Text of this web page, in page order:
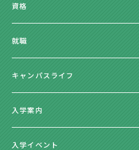
資格
就職
キャンパスライフ
入学案内
入学イベント